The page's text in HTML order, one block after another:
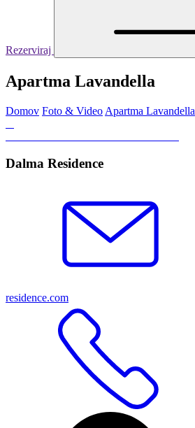
Rezerviraj
Apartma Lavandella
Domov Foto & Video Apartma Lavandella
Dalma Residence
residence.com